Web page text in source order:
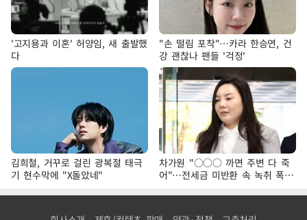
'고지용과 이혼' 허양임, 새 출발했
다
"손 떨림 포착"…카라 한승연, 건
강 괜찮나 팬들 '걱정'
김희철, 거꾸로 걸린 광복절 태극
기 현수막에 "X돌았네"
차가원 "○○○ 까면 주변 다 죽
어"…전세금 미반환 속 녹취 폭로
파장